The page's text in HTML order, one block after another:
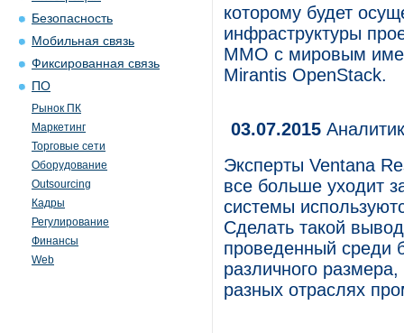
Безопасность
Мобильная связь
Фиксированная связь
ПО
Рынок ПК
Маркетинг
Торговые сети
Оборудование
Outsourcing
Кадры
Регулирование
Финансы
Web
которому будет
инфраструктуры
ММО с мировым
Mirantis OpenStack.
03.07.2015
Эксперты Ventana
все больше уходит
системы
Сделать такой
проведенный среди
различного
разных отраслях